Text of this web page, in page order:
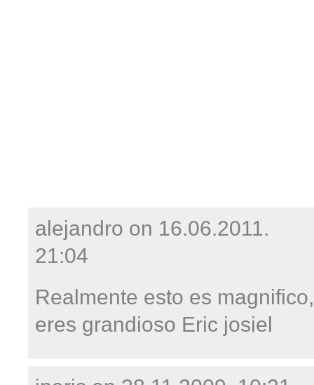
alejandro on 16.06.2011.
21:04
Realmente esto es magnifico,
eres grandioso Eric josiel